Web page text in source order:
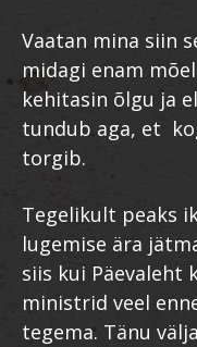
Vaatan mina siin
midagi enam
kehitasin õlgu ja
tundub aga, et
torgib.
Tegelikult peaks
lugemise ära
siis kui Päevaleht
ministrid veel
tegema. Tänu